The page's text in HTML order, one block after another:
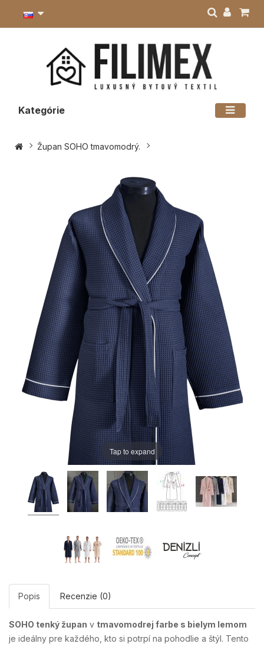
Kategórie
Župan SOHO tmavomodrý.
Tap to expand
Popis Recenzie (0)
SOHO tenký župan v tmavomodrej farbe s bielym lemom
je ideálny pre každého, kto si potrpí na pohodlie a štýl. Tento